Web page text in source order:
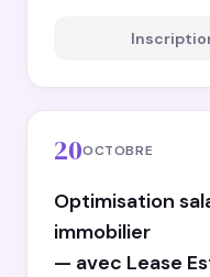
20OCTOBRE
Optimisation
immobilier
— avec Lease